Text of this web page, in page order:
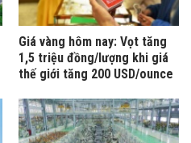
Giá vàng hôm nay: Vọt tăng
1,5 triệu đồng/lượng khi giá
thế giới tăng 200 USD/ounce